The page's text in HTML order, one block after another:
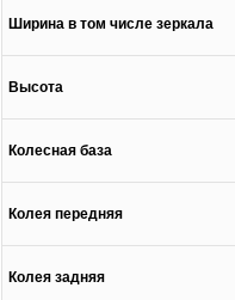
Ширина в том числе зеркала
Высота
Колесная база
Колея передняя
Колея задняя